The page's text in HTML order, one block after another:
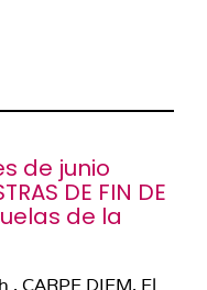
de junio
DE FIN DE
de la
CARPE DIEM. El